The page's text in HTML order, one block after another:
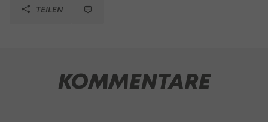
TEILEN
KOMMENTARE